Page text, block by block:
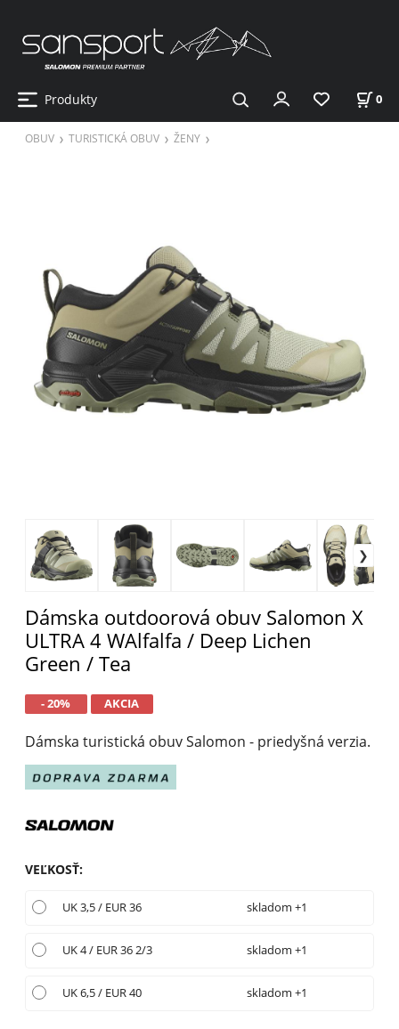
Produkty 0
OBUV TURISTICKÁ OBUV ŽENY
Dámska outdoorová obuv Salomon X
ULTRA 4 WAlfalfa / Deep Lichen
Green / Tea
- 20% AKCIA
Dámska turistická obuv Salomon - priedyšná verzia.
VEĽKOSŤ:
UK 3,5 / EUR 36 skladom +1
UK 4 / EUR 36 2/3 skladom +1
UK 6,5 / EUR 40 skladom +1